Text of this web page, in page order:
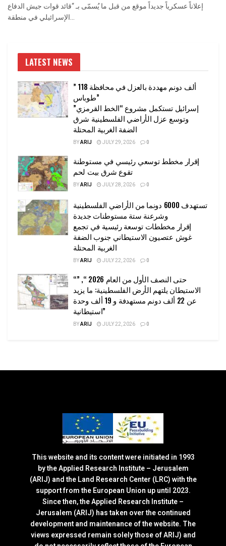
إعلاناً عسكرياً جديداً موقع من قبل ما يُسمّى بـ “قائد قوات جيش الدفاع
الإسرائيلي في منطقة...
LATEST NEWS
” 118 ألف دونم مهددة بالعزل في محافظة
طوباس”
إسرائيل تستكمل مشروع “الخط القرمزي”
وتوسع عزل الأراضي الفلسطينية شرق
الضفة الغربية المحتلة
BYARIJ JULY 29, 2026 0
إقرار مخطط توسعي رئيسي في مستوطنة
تقوع شرق بيت لحم
BYARIJ JULY 28, 2026 0
تستهدف 6000 دونما من الأراضي الفلسطينية
وشرعنة ستة مستوطنات جديدة
إقرار مخططات توسعة رئيسية في تجمع
غوش عتصيون الاستيطاني جنوب الضفة
الغربية المحتلة
BYARIJ JULY 22, 2026 0
“حتى النصف الأول من العام 2026 “, ”
الاستيطان يلتهم الأرض الفلسطينية: ما يزيد
عن 22 ألف دونم مستهدفة و 19 ألف وحدة
استيطانية”
BYARIJ JULY 22, 2026 0
This website and its content were initiated in 1993
by the Applied Research Institute – Jerusalem
(ARIJ) and the Land Research Center (LRC) with the
support from the European Union up until 2023.
Since then, the Applied Research Institute –
Jerusalem (ARIJ) has taken over the continued
development and maintenance of the website. The
views expressed remain solely those of ARIJ) and